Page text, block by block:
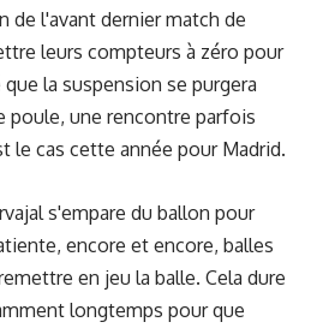
de l'avant dernier match de
leurs compteurs à zéro pour
la suspension se purgera
poule, une rencontre parfois
le cas cette année pour Madrid.
s'empare du ballon pour
encore et encore, balles
en jeu la balle. Cela dure
longtemps pour que